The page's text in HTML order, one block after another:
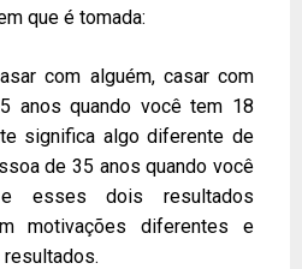
que é tomada:
com alguém, casar com
anos quando você tem 18
significa algo diferente de
de 35 anos quando você
esses dois resultados
motivações diferentes e